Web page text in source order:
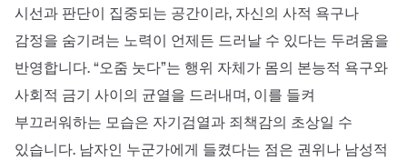
시선과 판단이 집중되는 공간이라, 자신의 사적 욕구나
감정을 숨기려는 노력이 언제든 드러날 수 있다는 두려움을
반영합니다. “오줌 눗다”는 행위 자체가 몸의 본능적 욕구와
사회적 금기 사이의 균열을 드러내며, 이를 들켜
부끄러워하는 모습은 자기검열과 죄책감의 초상일 수
있습니다. 남자인 누군가에게 들켰다는 점은 권위나 남성적